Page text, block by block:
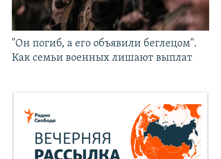
"Он погиб, а его объявили беглецом".
Как семьи военных лишают выплат